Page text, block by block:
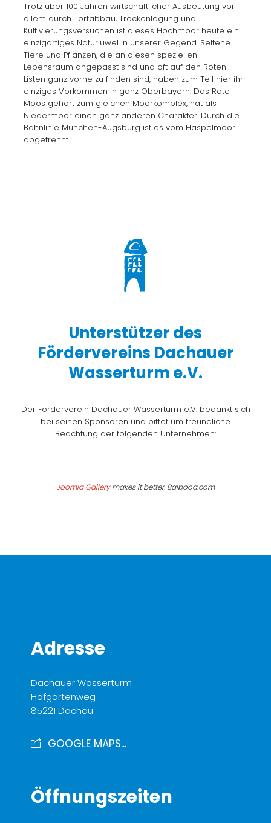
Trotz über 100 Jahren wirtschaftlicher Ausbeutung vor
allem durch Torfabbau, Trockenlegung und
Kultivierungsversuchen ist dieses Hochmoor heute ein
einzigartiges Naturjuwel in unserer Gegend. Seltene
Tiere und Pflanzen, die an diesen speziellen
Lebensraum angepasst sind und oft auf den Roten
Listen ganz vorne zu finden sind, haben zum Teil hier ihr
einziges Vorkommen in ganz Oberbayern. Das Rote
Moos gehört zum gleichen Moorkomplex, hat als
Niedermoor einen ganz anderen Charakter. Durch die
Bahnlinie München-Augsburg ist es vom Haspelmoor
abgetrennt.
Unterstützer des
Fördervereins Dachauer
Wasserturm e.V.
Der Förderverein Dachauer Wasserturm e.V. bedankt sich
bei seinen Sponsoren und bittet um freundliche
Beachtung der folgenden Unternehmen:
Joomla Gallerymakes it better. Balbooa.com
Adresse
Dachauer Wasserturm
Hofgartenweg
85221 Dachau
GOOGLE MAPS...
Öffnungszeiten